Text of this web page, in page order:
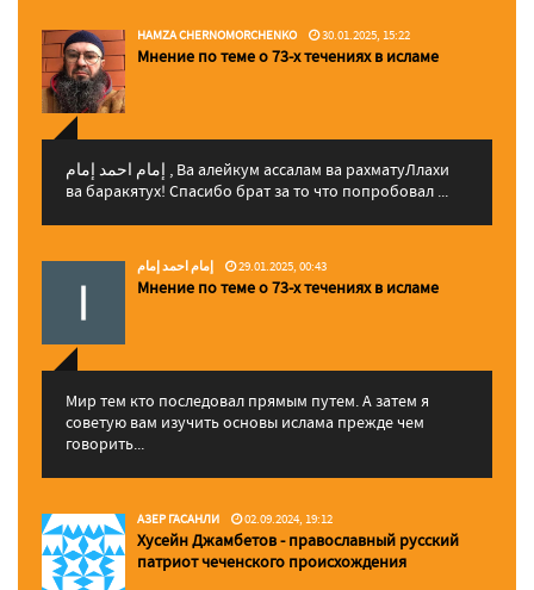
HAMZA CHERNOMORCHENKO 30.01.2025, 15:22
Мнение по теме о 73-х течениях в исламе
إمام احمد إمام , Ва алейкум ассалам ва рахматуЛлахи
ва баракятух! Спасибо брат за то что попробовал ...
إمام احمد إمام 29.01.2025, 00:43
Мнение по теме о 73-х течениях в исламе
Мир тем кто последовал прямым путем. А затем я
советую вам изучить основы ислама прежде чем
говорить...
АЗЕР ГАСАНЛИ 02.09.2024, 19:12
Хусейн Джамбетов - православный русский
патриот чеченского происхождения